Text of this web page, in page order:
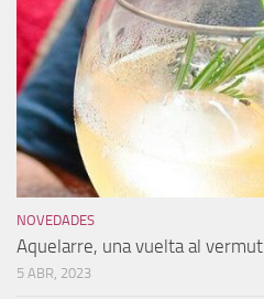
NOVEDADES
Aquelarre, una vuelta al vermut
5 ABR, 2023